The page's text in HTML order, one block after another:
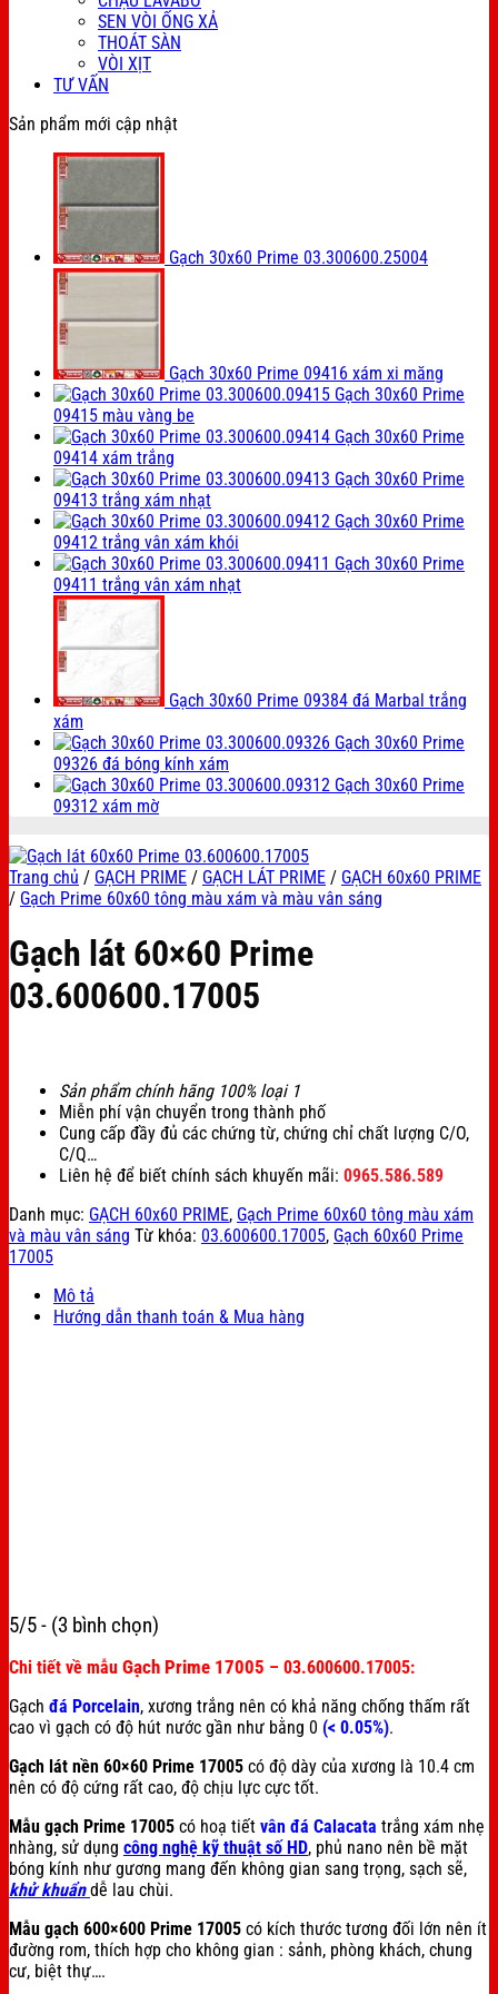
SEN VÒI ỐNG XẢ
THOÁT SÀN
VÒI XỊT
TƯ VẤN
Sản phẩm mới cập nhật
Gạch 30x60 Prime 03.300600.25004
Gạch 30x60 Prime 09416 xám xi măng
Gạch 30x60 Prime
09415 màu vàng be
Gạch 30x60 Prime
09414 xám trắng
Gạch 30x60 Prime
09413 trắng xám nhạt
Gạch 30x60 Prime
09412 trắng vân xám khói
Gạch 30x60 Prime
09411 trắng vân xám nhạt
Gạch 30x60 Prime 09384 đá Marbal trắng
xám
Gạch 30x60 Prime
09326 đá bóng kính xám
Gạch 30x60 Prime
09312 xám mờ
Trang chủ / GẠCH PRIME / GẠCH LÁT PRIME / GẠCH 60x60 PRIME
/ Gạch Prime 60x60 tông màu xám và màu vân sáng
Gạch lát 60×60 Prime
03.600600.17005
Sản phẩm chính hãng 100% loại 1
Miễn phí vận chuyển trong thành phố
Cung cấp đầy đủ các chứng từ, chứng chỉ chất lượng C/O,
C/Q…
Liên hệ để biết chính sách khuyến mãi: 0965.586.589
Danh mục: GẠCH 60x60 PRIME, Gạch Prime 60x60 tông màu xám
và màu vân sáng Từ khóa: 03.600600.17005, Gạch 60x60 Prime
17005
Mô tả
Hướng dẫn thanh toán & Mua hàng
5/5 - (3 bình chọn)
Chi tiết về mẫu Gạch Prime 17005 – 03.600600.17005:
Gạch đá Porcelain, xương trắng nên có khả năng chống thấm rất
cao vì gạch có độ hút nước gần như bằng 0 (< 0.05%).
Gạch lát nền 60×60 Prime 17005 có độ dày của xương là 10.4 cm
nên có độ cứng rất cao, độ chịu lực cực tốt.
Mẫu gạch Prime 17005 có hoạ tiết vân đá Calacata trắng xám nhẹ
nhàng, sử dụng công nghệ kỹ thuật số HD, phủ nano nên bề mặt
bóng kính như gương mang đến không gian sang trọng, sạch sẽ,
khử khuẩn dễ lau chùi.
Mẫu gạch 600×600 Prime 17005 có kích thước tương đối lớn nên ít
đường rom, thích hợp cho không gian : sảnh, phòng khách, chung
cư, biệt thự….